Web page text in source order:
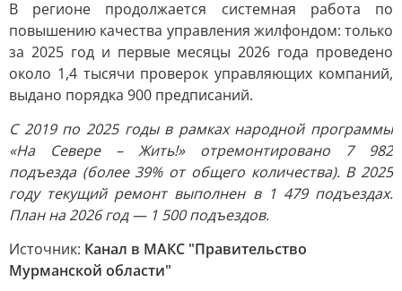
В регионе продолжается системная работа по
повышению качества управления жилфондом: только
за 2025 год и первые месяцы 2026 года проведено
около 1,4 тысячи проверок управляющих компаний,
выдано порядка 900 предписаний.
С 2019 по 2025 годы в рамках народной программы
«На Севере – Жить!» отремонтировано 7 982
подъезда (более 39% от общего количества). В 2025
году текущий ремонт выполнен в 1 479 подъездах.
План на 2026 год — 1 500 подъездов.
Источник: Канал в МАКС "Правительство
Мурманской области"